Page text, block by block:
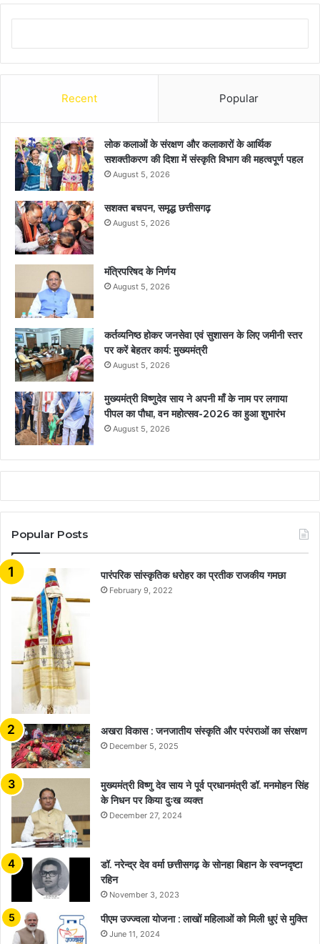
Recent Popular
लोक कलाओं के संरक्षण और कलाकारों के आर्थिक
सशक्तीकरण की दिशा में संस्कृति विभाग की महत्वपूर्ण पहल
August 5, 2026
सशक्त बचपन, समृद्ध छत्तीसगढ़
August 5, 2026
मंत्रिपरिषद के निर्णय
August 5, 2026
कर्तव्यनिष्ठ होकर जनसेवा एवं सुशासन के लिए जमीनी स्तर
पर करें बेहतर कार्य: मुख्यमंत्री
August 5, 2026
मुख्यमंत्री विष्णुदेव साय ने अपनी माँ के नाम पर लगाया
पीपल का पौधा, वन महोत्सव-2026 का हुआ शुभारंभ
August 5, 2026
Popular Posts
​​​​​​​पारंपरिक सांस्कृतिक धरोहर का प्रतीक राजकीय गमछा
February 9, 2022
अखरा विकास : जनजातीय संस्कृति और परंपराओं का संरक्षण
December 5, 2025
मुख्यमंत्री विष्णु देव साय ने पूर्व प्रधानमंत्री डॉ. मनमोहन सिंह
के निधन पर किया दुःख व्यक्त
December 27, 2024
डॉ. नरेन्द्र देव वर्मा छत्तीसगढ़ के सोनहा बिहान के स्वप्नदृष्टा
रहिन
November 3, 2023
पीएम उज्ज्वला योजना : लाखों महिलाओं को मिली धुएं से मुक्ति
June 11, 2024